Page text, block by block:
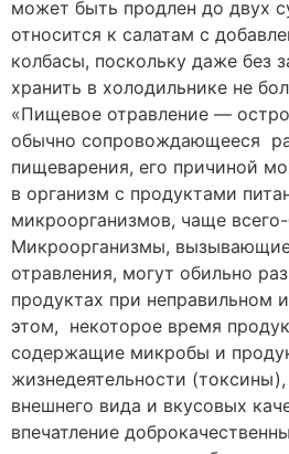
может быть продлен до двух
относится к салатам с
колбасы, поскольку даже без
хранить в холодильнике не
«Пищевое отравление —
обычно сопровождающееся
пищеварения, его причиной
в организм с продуктами
микроорганизмов, чаще
Микроорганизмы,
отравления, могут обильно
продуктах при неправильном
этом, некоторое время
содержащие микробы и
жизнедеятельности
внешнего вида и вкусовых
впечатление